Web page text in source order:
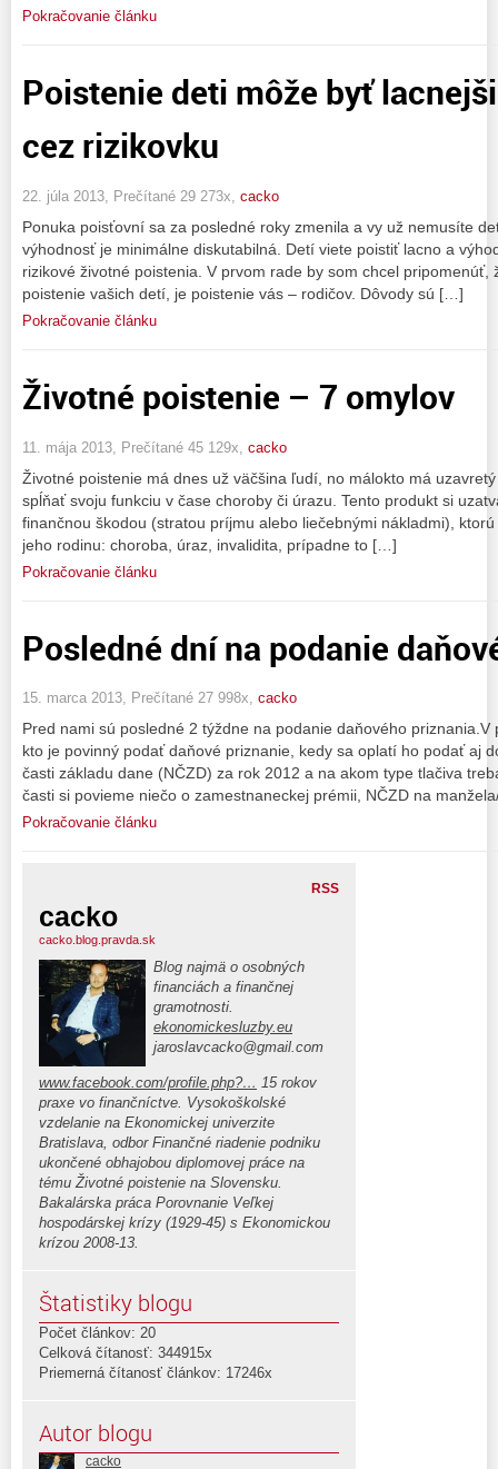
Pokračovanie článku
Poistenie deti môže byť
cez rizikovku
22. júla 2013, Prečítané 29 273x, cacko
Ponuka poisťovní sa za posledné roky zmenila a vy už nemusíte
výhodnosť je minimálne diskutabilná. Detí viete poistiť lacno a
rizikové životné poistenia. V prvom rade by som chcel pripomenúť,
poistenie vašich detí, je poistenie vás – rodičov. Dôvody sú […]
Pokračovanie článku
Životné poistenie – 7 omylov
11. mája 2013, Prečítané 45 129x, cacko
Životné poistenie má dnes už väčšina ľudí, no málokto má
spĺňať svoju funkciu v čase choroby či úrazu. Tento produkt si
finančnou škodou (stratou príjmu alebo liečebnými nákladmi),
jeho rodinu: choroba, úraz, invalidita, prípadne to […]
Pokračovanie článku
Posledné dní na podanie
15. marca 2013, Prečítané 27 998x, cacko
Pred nami sú posledné 2 týždne na podanie daňového
kto je povinný podať daňové priznanie, kedy sa oplatí ho podať aj
časti základu dane (NČZD) za rok 2012 a na akom type tlačiva
časti si povieme niečo o zamestnaneckej prémii, NČZD na
Pokračovanie článku
RSS
cacko
cacko.blog.pravda.sk
Blog najmä o osobných
financiách a finančnej
gramotnosti.
ekonomickesluzby.eu
jaroslavcacko@gmail.com
www.facebook.com/profile.php?… 15 rokov
praxe vo finančníctve. Vysokoškolské
vzdelanie na Ekonomickej univerzite
Bratislava, odbor Finančné riadenie podniku
ukončené obhajobou diplomovej práce na
tému Životné poistenie na Slovensku.
Bakalárska práca Porovnanie Veľkej
hospodárskej krízy (1929-45) s Ekonomickou
krízou 2008-13.
Štatistiky blogu
Počet článkov: 20
Celková čítanosť: 344915x
Priemerná čítanosť článkov: 17246x
Autor blogu
cacko